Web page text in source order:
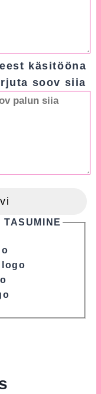
käsitööna
soov siia